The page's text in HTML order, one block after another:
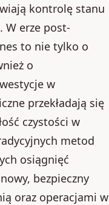
kontrolę stanu
W erze post-
to nie tylko o
o
w
przekładają się
czystości w
metod
osiągnięć
bezpieczny
oraz operacjami w